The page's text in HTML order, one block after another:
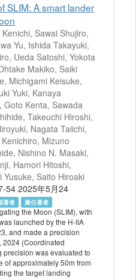
SLIM: A smart lander
Sawai Shujiro,
Yu, Ishida Takayuki,
Ueda Satoshi, Yokota
Makiko, Saiki
Michigami Keisuke,
Yuki, Kanaya
Goto Kenta, Sawada
Takeuchi Hiroshi,
Nagata Taiichi,
Mizuno
Nishino N. Masaki,
Hamori Hitoshi,
Yusuke, Saito Hiroaki
54 2025年5月24
著者 責任著者
the Moon (SLIM), with
launched by the H-IIA
and made a precision
(Coordinated
precision was evaluated to
of approximately 50m from
the target landing